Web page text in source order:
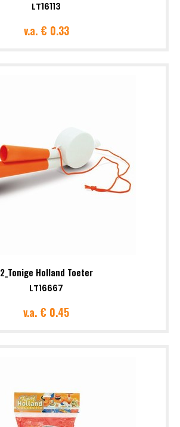
LT16113
v.a.€ 0.33
2_Tonige Holland Toeter
LT16667
v.a. € 0.45